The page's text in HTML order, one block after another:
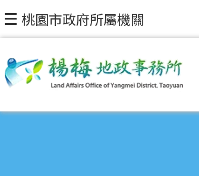
桃園市政府所屬機關